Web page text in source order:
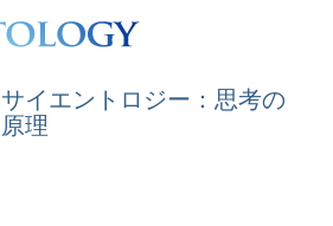
サイエントロジー：思考の
原理